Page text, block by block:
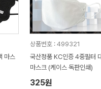
마스
상품번호 : 499321
국산정품 KC인증 4중필터
마스크 (케이스 독판인쇄)
325원